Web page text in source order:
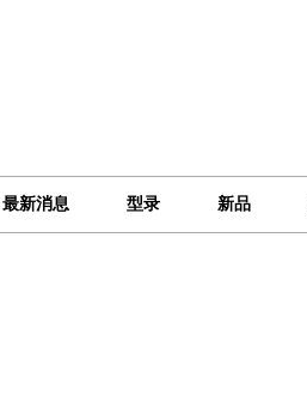
最新消息 型录 新品